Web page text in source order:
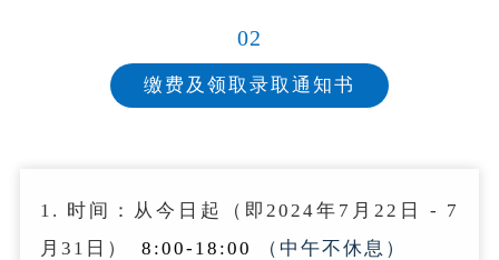
02
缴费及领取录取通知书
1. 时间： 从今日起（即2024年7月22日 - 7
月31日）
8:00-18:00 （中午不休息）